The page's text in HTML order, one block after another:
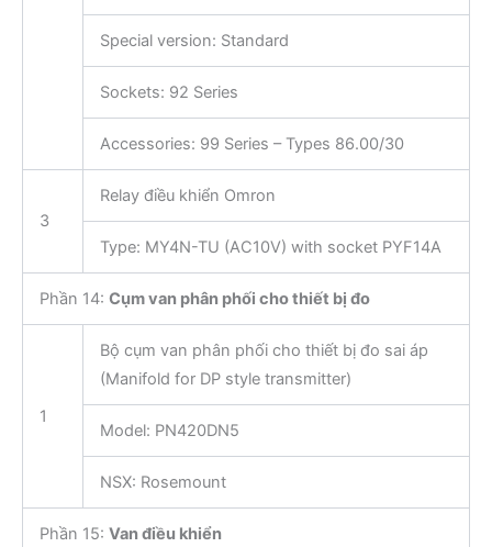
Special version: Standard
Sockets: 92 Series
Accessories: 99 Series – Types 86.00/30
3
Relay điều khiển Omron
Type: MY4N-TU (AC10V) with socket PYF14A
Phần 14: Cụm van phân phối cho thiết bị đo
1
Bộ cụm van phân phối cho thiết bị đo sai áp
(Manifold for DP style transmitter)
Model: PN420DN5
NSX: Rosemount
Phần 15: Van điều khiển